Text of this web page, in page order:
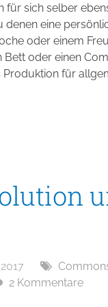
für sich selber
eine
oder einem
oder einen
für
2 Kommentare